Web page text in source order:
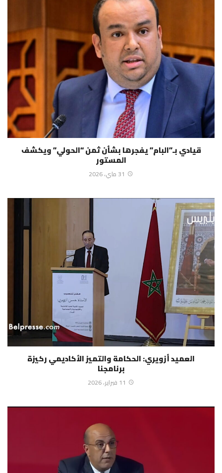
قيادي بـ”البام” يفجرها بشأن ثمن “الحولي” ويكشف
المستور
31 ماي، 2026
العميد أزويري: الحكامة والتميز الأكاديمي ركيزة
برنامجنا
11 فبراير، 2026